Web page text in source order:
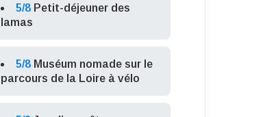
5/8 Petit-déjeuner des
lamas
5/8 Muséum nomade sur le
parcours de la Loire à vélo